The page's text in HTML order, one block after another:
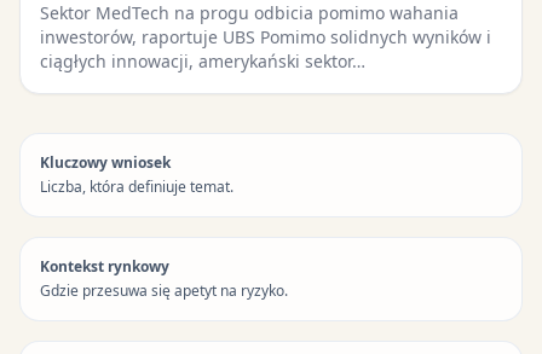
Sektor MedTech na progu odbicia pomimo wahania
inwestorów, raportuje UBS Pomimo solidnych wyników i
ciągłych innowacji, amerykański sektor…
Kluczowy wniosek
Liczba, która definiuje temat.
Kontekst rynkowy
Gdzie przesuwa się apetyt na ryzyko.